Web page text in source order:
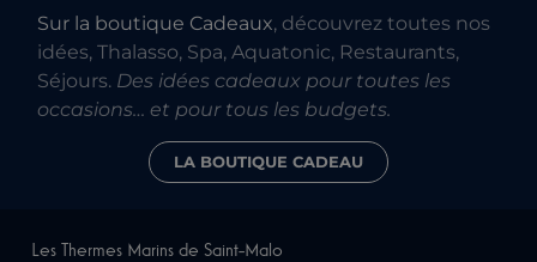
Sur la boutique Cadeaux, découvrez toutes nos
idées, Thalasso, Spa, Aquatonic, Restaurants,
Séjours. Des idées cadeaux pour toutes les
occasions… et pour tous les budgets.
LA BOUTIQUE CADEAU
Les Thermes Marins de Saint-Malo